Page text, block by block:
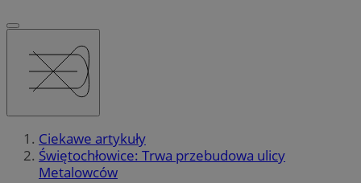
Ciekawe artykuły
Świętochłowice: Trwa przebudowa ulicy
Metalowców